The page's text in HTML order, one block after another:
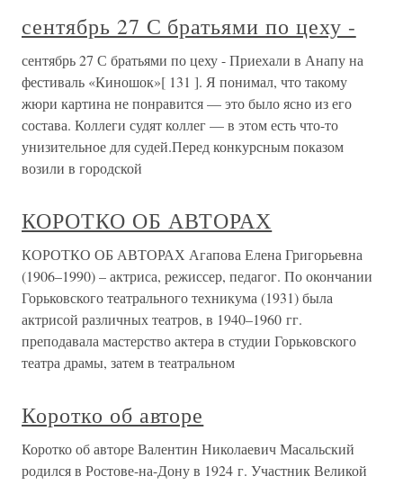
сентябрь 27 С братьями по цеху -
сентябрь 27 С братьями по цеху - Приехали в Анапу на
фестиваль «Киношок»[ 131 ]. Я понимал, что такому
жюри картина не понравится — это было ясно из его
состава. Коллеги судят коллег — в этом есть что-то
унизительное для судей.Перед конкурсным показом
возили в городской
КОРОТКО ОБ АВТОРАХ
КОРОТКО ОБ АВТОРАХ Агапова Елена Григорьевна
(1906–1990) – актриса, режиссер, педагог. По окончании
Горьковского театрального техникума (1931) была
актрисой различных театров, в 1940–1960 гг.
преподавала мастерство актера в студии Горьковского
театра драмы, затем в театральном
Коротко об авторе
Коротко об авторе Валентин Николаевич Масальский
родился в Ростове-на-Дону в 1924 г. Участник Великой